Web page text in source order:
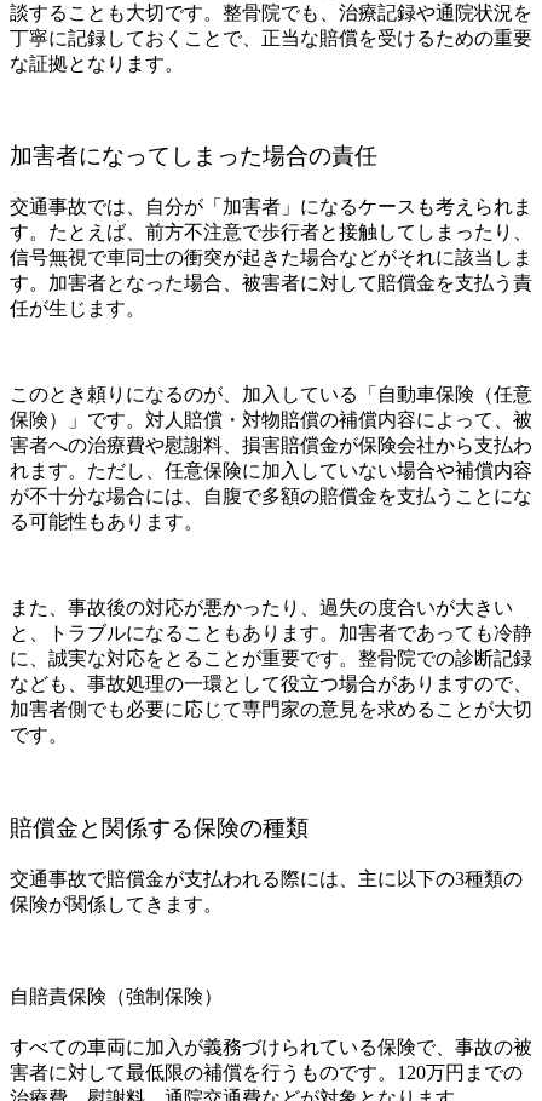
談することも大切です。整骨院でも、治療記録や通院状況を
丁寧に記録しておくことで、正当な賠償を受けるための重要
な証拠となります。
加害者になってしまった場合の責任
交通事故では、自分が「加害者」になるケースも考えられま
す。たとえば、前方不注意で歩行者と接触してしまったり、
信号無視で車同士の衝突が起きた場合などがそれに該当しま
す。加害者となった場合、被害者に対して賠償金を支払う責
任が生じます。
このとき頼りになるのが、加入している「自動車保険（任意
保険）」です。対人賠償・対物賠償の補償内容によって、被
害者への治療費や慰謝料、損害賠償金が保険会社から支払わ
れます。ただし、任意保険に加入していない場合や補償内容
が不十分な場合には、自腹で多額の賠償金を支払うことにな
る可能性もあります。
また、事故後の対応が悪かったり、過失の度合いが大きい
と、トラブルになることもあります。加害者であっても冷静
に、誠実な対応をとることが重要です。整骨院での診断記録
なども、事故処理の一環として役立つ場合がありますので、
加害者側でも必要に応じて専門家の意見を求めることが大切
です。
賠償金と関係する保険の種類
交通事故で賠償金が支払われる際には、主に以下の3種類の
保険が関係してきます。
自賠責保険（強制保険）
すべての車両に加入が義務づけられている保険で、事故の被
害者に対して最低限の補償を行うものです。120万円までの